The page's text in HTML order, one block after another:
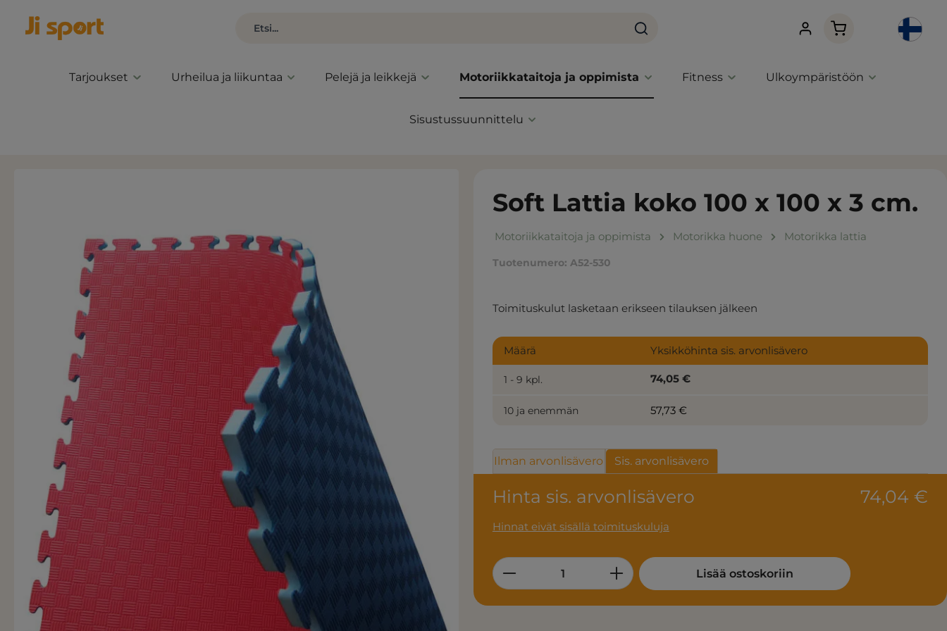
Ostoskori sisältää
Tarjoukset Urheilua ja liikuntaa Pelejä ja leikkejä Motoriikkataitoja ja oppimista Fitness Ulkoympäristöön
Sisustussuunnittelu
Soft Lattia koko 100 x 100 x 3 cm.
Motoriikkataitoja ja oppimista Motorikka huone Motorikka lattia
Tuotenumero: A52-530
Toimituskulut lasketaan erikseen tilauksen jälkeen
Hinta sis. arvonlisävero 74,04 €
Hinnat eivät sisällä toimituskuluja
Määrä Yksikköhinta sis. arvonlisävero
1 - 9 kpl. 74,05 €
10 ja enemmän 57,73 €
Ilman arvonlisävero Sis. arvonlisävero
Product Quantity: Enter the desired amount or use
Lisää ostoskoriin